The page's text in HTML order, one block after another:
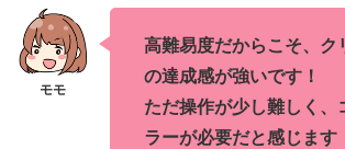
高難易度だからこそ、ク
の達成感が強いです！
ただ操作が少し難しく、
ラーが必要だと感じます